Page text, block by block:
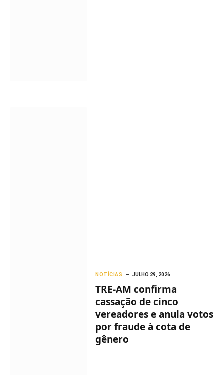
NOTÍCIAS JULHO 29, 2026
TRE-AM confirma
cassação de cinco
vereadores e anula votos
por fraude à cota de
gênero